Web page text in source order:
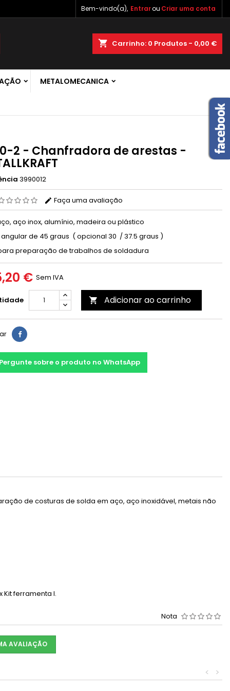
Bem-vindo(a), Entrarou Criar uma conta
shopping_cart Carrinho: 0 Produtos - 0,00 €
METALOMECANICA
2 - Chanfradora de arestas -
3990012
Faça uma avaliação
aço inox, alumínio, madeira ou plástico
angular de 45 graus ( opcional 30 / 37.5 graus )
preparação de trabalhos de soldadura
€ Sem IVA
 Adicionar ao carrinho
Pergunte sobre o produto no WhatsApp
de costuras de solda em aço, aço inoxidável, metais não
Kit ferramenta l.
Nota
AVALIAÇÃO
>
<